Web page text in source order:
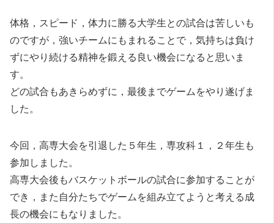
体格，スピード，体力に勝る大学生との試合は苦しいも
のですが，強いチームにもまれることで，気持ちは負け
ずにやり続ける精神を鍛える良い機会になると思いま
す。
どの試合もあきらめずに，最後までゲームをやり遂げま
した。
今回，高専大会を引退した５年生，専攻科１，２年生も
参加しました。
高専大会後もバスケットボールの試合に参加することが
でき，また自分たちでゲームを組み立てようと考える成
長の機会にもなりました。